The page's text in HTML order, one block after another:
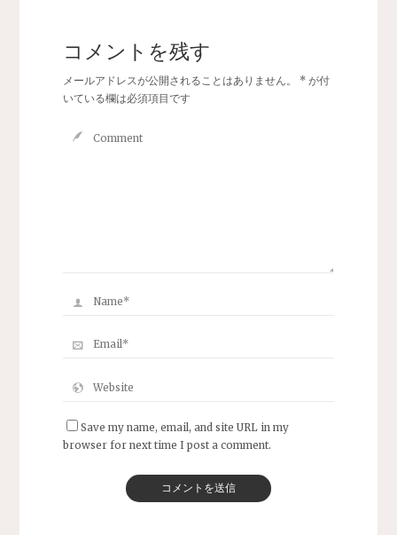
コメントを残す
メールアドレスが公開されることはありません。 *が付
いている欄は必須項目です
Save my name, email, and site URL in my
browser for next time I post a comment.